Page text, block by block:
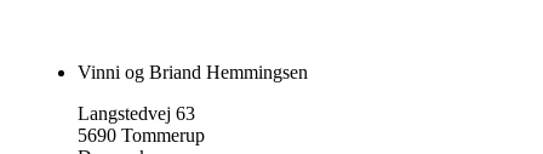
Vinni og Briand Hemmingsen
Langstedvej 63
5690 Tommerup